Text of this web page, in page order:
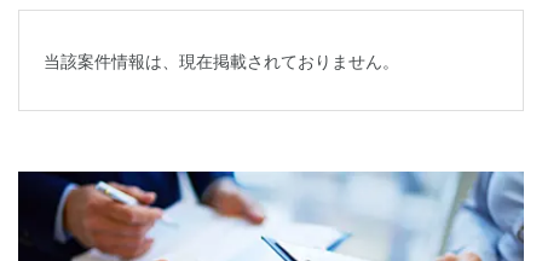
当該案件情報は、現在掲載されておりません。